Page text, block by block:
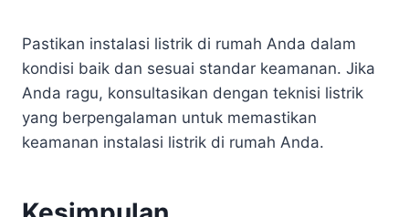
Pastikan instalasi listrik di rumah Anda dalam
kondisi baik dan sesuai standar keamanan. Jika
Anda ragu, konsultasikan dengan teknisi listrik
yang berpengalaman untuk memastikan
keamanan instalasi listrik di rumah Anda.